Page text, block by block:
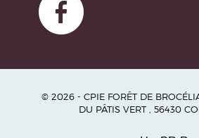
© 2026 - CPIE FORÊT DE
DU PÂTIS VERT , 56430